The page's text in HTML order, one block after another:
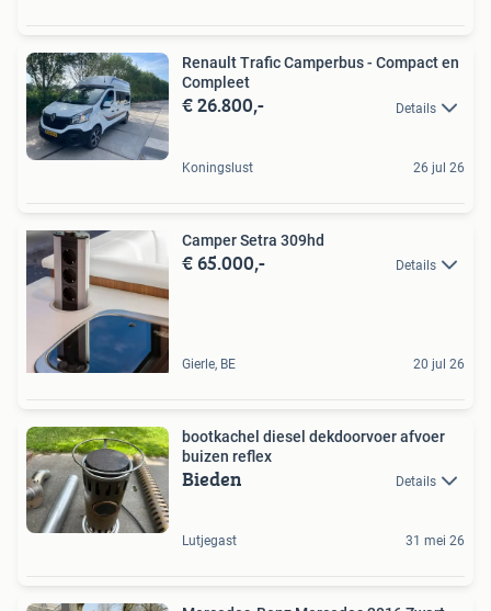
Renault Trafic Camperbus - Compact en
Compleet
€ 26.800,- Details
Koningslust 26 jul 26
Camper Setra 309hd
€ 65.000,- Details
Gierle, BE 20 jul 26
bootkachel diesel dekdoorvoer afvoer
buizen reflex
Bieden Details
Lutjegast 31 mei 26